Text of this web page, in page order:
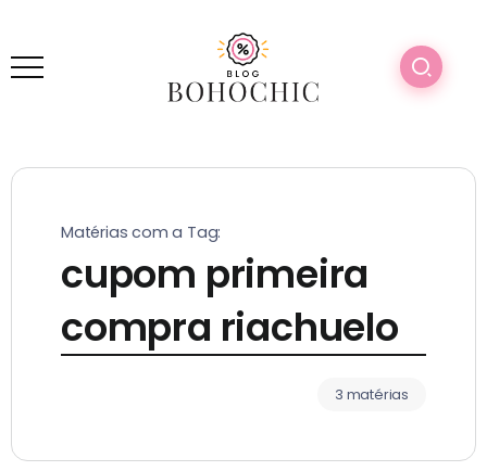
Matérias com a Tag:
cupom primeira
compra riachuelo
3 matérias